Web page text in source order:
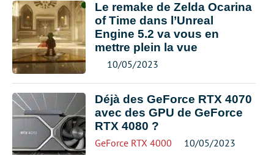
Le remake de Zelda Ocarina
of Time dans l’Unreal
Engine 5.2 va vous en
mettre plein la vue
10/05/2023
Déjà des GeForce RTX 4070
avec des GPU de GeForce
RTX 4080 ?
GeForce RTX 4000 10/05/2023